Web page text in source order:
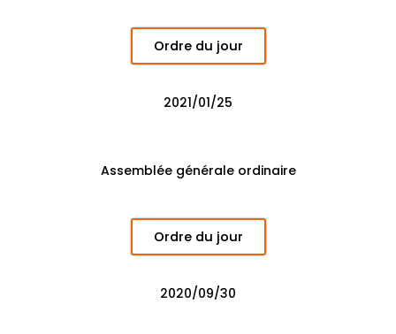
Ordre du jour
2021/01/25
Assemblée générale ordinaire
Ordre du jour
2020/09/30